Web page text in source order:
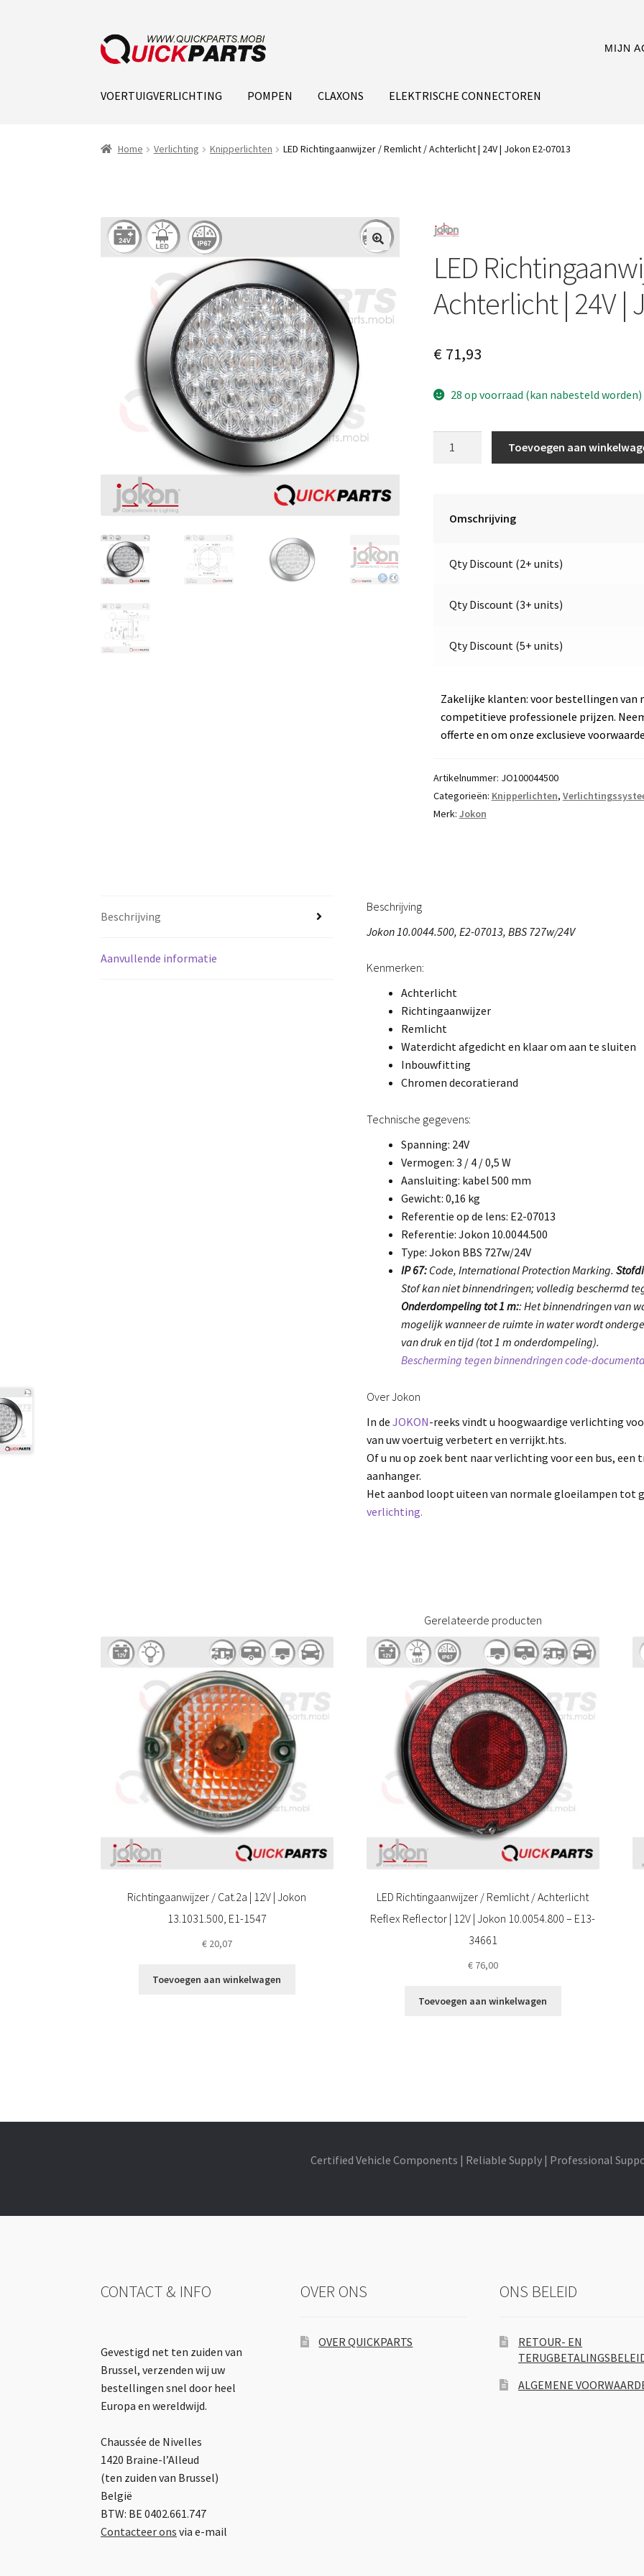
MIJN
VOERTUIGVERLICHTING POMPEN CLAXONS ELEKTRISCHE CONNECTOREN
Home Verlichting Knipperlichten LED Richtingaanwijzer / Remlicht / Achterlicht | 24V | Jokon E2-07013
LED
Achterlicht | 24V |
€71,93
28 op voorraad (kan nabesteld worden)
24V
Jokon
aantal
Toevoegen aan
Omschrijving
Qty Discount (2+ units)
Qty Discount (3+ units)
Qty Discount (5+ units)
Zakelijke klanten: voor bestellingen van
competitieve professionele prijzen.
offerte en om onze exclusieve
Artikelnummer: JO100044500
Categorieën: Knipperlichten,
Merk: Jokon
Beschrijving
Aanvullende informatie
Beschrijving
Jokon 10.0044.500, E2-07013, BBS 727w/24V
Kenmerken:
Achterlicht
Richtingaanwijzer
Remlicht
Waterdicht afgedicht en klaar om aan te sluiten
Inbouwfitting
Chromen decoratierand
Technische gegevens:
Spanning: 24V
Vermogen: 3 / 4 / 0,5 W
Aansluiting: kabel 500 mm
Gewicht: 0,16 kg
Referentie op de lens: E2-07013
Referentie: Jokon 10.0044.500
Type: Jokon BBS 727w/24V
IP 67: Code, International Protection Marking.
Stof kan niet binnendringen; volledig beschermd
Onderdompeling tot 1 m:: Het binnendringen van
mogelijk wanneer de ruimte in water wordt
van druk en tijd (tot 1 m onderdompeling).
Bescherming tegen binnendringen code-
Over Jokon
In deJOKON-reeks vindt u hoogwaardige verlichting
van uw voertuig verbetert en verrijkt.hts.
Of u nu op zoek bent naar verlichting voor een bus,
aanhanger.
Het aanbod loopt uiteen van normale gloeilampen tot
verlichting.
Gerelateerde producten
Richtingaanwijzer / Cat.2a | 12V | Jokon
13.1031.500, E1-1547
€20,07
Toevoegen aan winkelwagen
LED Richtingaanwijzer / Remlicht / Achterlicht
Reflex Reflector | 12V | Jokon 10.0054.800 – E13-
34661
€76,00
Toevoegen aan winkelwagen
Certified Vehicle Components | Reliable Supply | Professional
CONTACT & INFO
Gevestigd net ten zuiden van
Brussel, verzenden wij uw
bestellingen snel door heel
Europa en wereldwijd.
Chaussée de Nivelles
1420 Braine-l’Alleud
(ten zuiden van Brussel)
België
BTW: BE 0402.661.747
Contacteer ons via e-mail
OVER ONS
OVER QUICKPARTS
ONS BELEID
RETOUR- EN
ALGEMENE